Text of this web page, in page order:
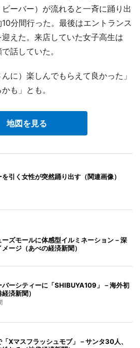
ーバー）が流れると一斉に踊り出
分間行った。最後はエントランス
えた。来店していた女子高生は
話していた。
に）楽しんでもらえて良かった」
も」とも。
地図を見る
引く女性が突然踊り出す（関連画像）
ーズモールに体感型イルミネーション－深
ージ（あべの経済新聞）
バーシティーに「SHIBUYA109」－海外初
済新聞）
Xマスフラッシュモブ」－サンタ30人、